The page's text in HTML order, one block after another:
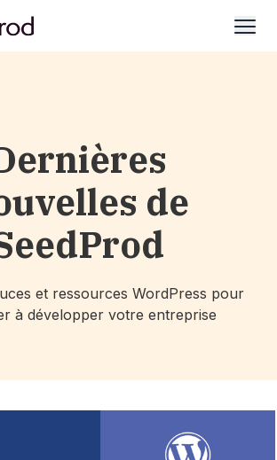
de
et ressources WordPress pour
à développer votre entreprise